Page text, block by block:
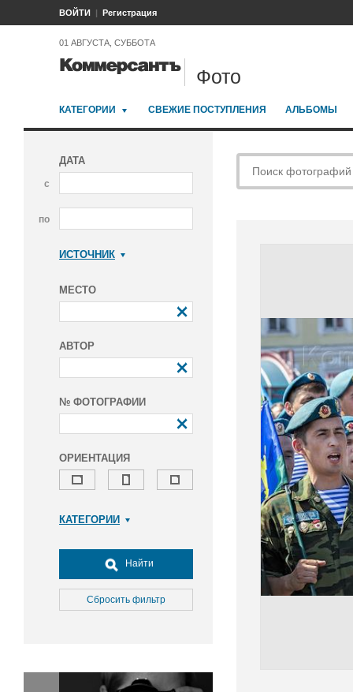
ВОЙТИ Регистрация
01 АВГУСТА, СУББОТА
Фото
КАТЕГОРИИ СВЕЖИЕ ПОСТУПЛЕНИЯ АЛЬБОМЫ
ДАТА
с
по
ИСТОЧНИК
МЕСТО
АВТОР
№ ФОТОГРАФИИ
ОРИЕНТАЦИЯ
КАТЕГОРИИ
Досуг, туризм и отдых
Культура
Медицина
Окружающая среда
Найти
Сбросить фильтр